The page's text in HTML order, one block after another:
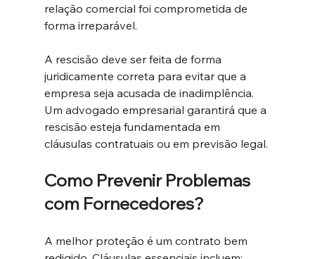
relação comercial foi comprometida de
forma irreparável.
A rescisão deve ser feita de forma
juridicamente correta para evitar que a
empresa seja acusada de inadimplência.
Um advogado empresarial garantirá que a
rescisão esteja fundamentada em
cláusulas contratuais ou em previsão legal.
Como Prevenir Problemas
com Fornecedores?
A melhor proteção é um contrato bem